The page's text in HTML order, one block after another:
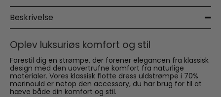
Beskrivelse
Oplev luksuriøs komfort og stil
Forestil dig en strømpe, der forener elegancen fra klassisk
design med den uovertrufne komfort fra naturlige
materialer. Vores klassisk flotte dress uldstrømpe i 70%
merinould er netop den accessory, du har brug for til at
hæve både din komfort og stil.